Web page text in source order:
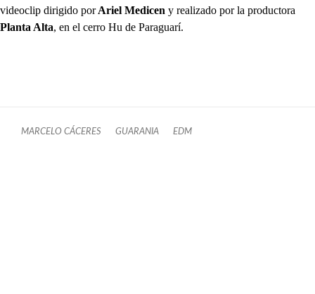
videoclip dirigido porAriel Medicen y realizado por la productora
Planta Alta, en el cerro Hu de Paraguarí.
MARCELO CÁCERES GUARANIA EDM